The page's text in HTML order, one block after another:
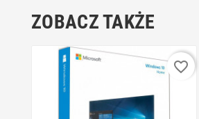
ZOBACZ TAKŻE
favorite_border